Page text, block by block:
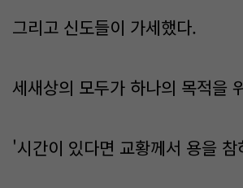
그리고 신도들이 가세했다.
세새상의 모두가 하나의 목적을
'시간이 있다면 교황께서 용을